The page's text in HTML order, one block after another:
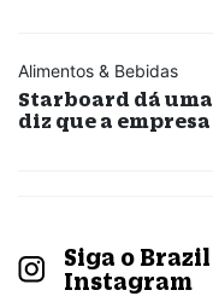
Alimentos & Bebidas
Starboard dá
diz que a
Siga o
Instagram